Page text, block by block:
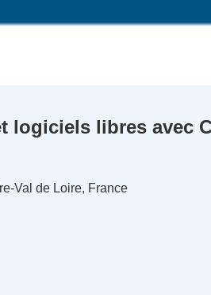
logiciels libres avec
Val de Loire, France